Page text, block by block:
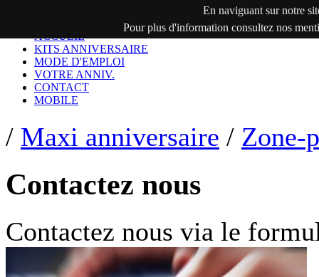
En naviguant sur notre
Pour plus d'information consultez nos
ACCUEIL
KITS ANNIVERSAIRE
MODE D'EMPLOI
VOTRE ANNIV.
CONTACT
MOBILE
/ Maxi anniversaire / Zone-
Contactez nous
Contactez nous via le